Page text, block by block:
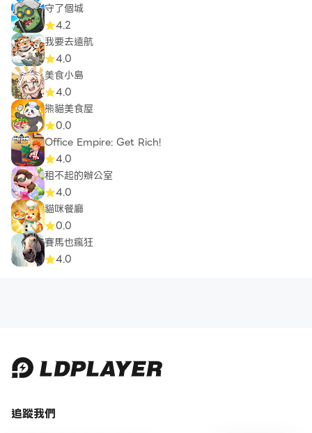
守了個城
4.2
我要去遠航
4.0
美食小島
4.0
熊貓美食屋
0.0
Office Empire: Get Rich!
4.0
租不起的辦公室
4.0
貓咪餐廳
0.0
賽馬也瘋狂
4.0
追蹤我們